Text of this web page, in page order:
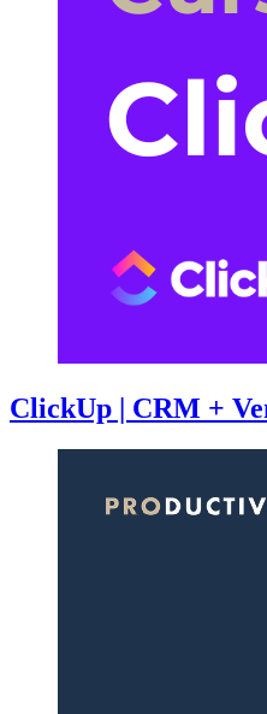
ClickUp | CRM +